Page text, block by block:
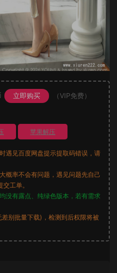
立即购买
（VIP免费）
苹果解压
见百度网盘提示提取码错误，请
率不会有问题，遇见问题先自己
工单。
没有露点、纯绿色版本，若有需求
别批量下载)，检测到后权限将被